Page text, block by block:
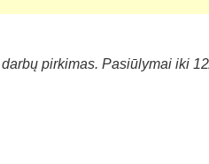
pirkimas. Pasiūlymai iki